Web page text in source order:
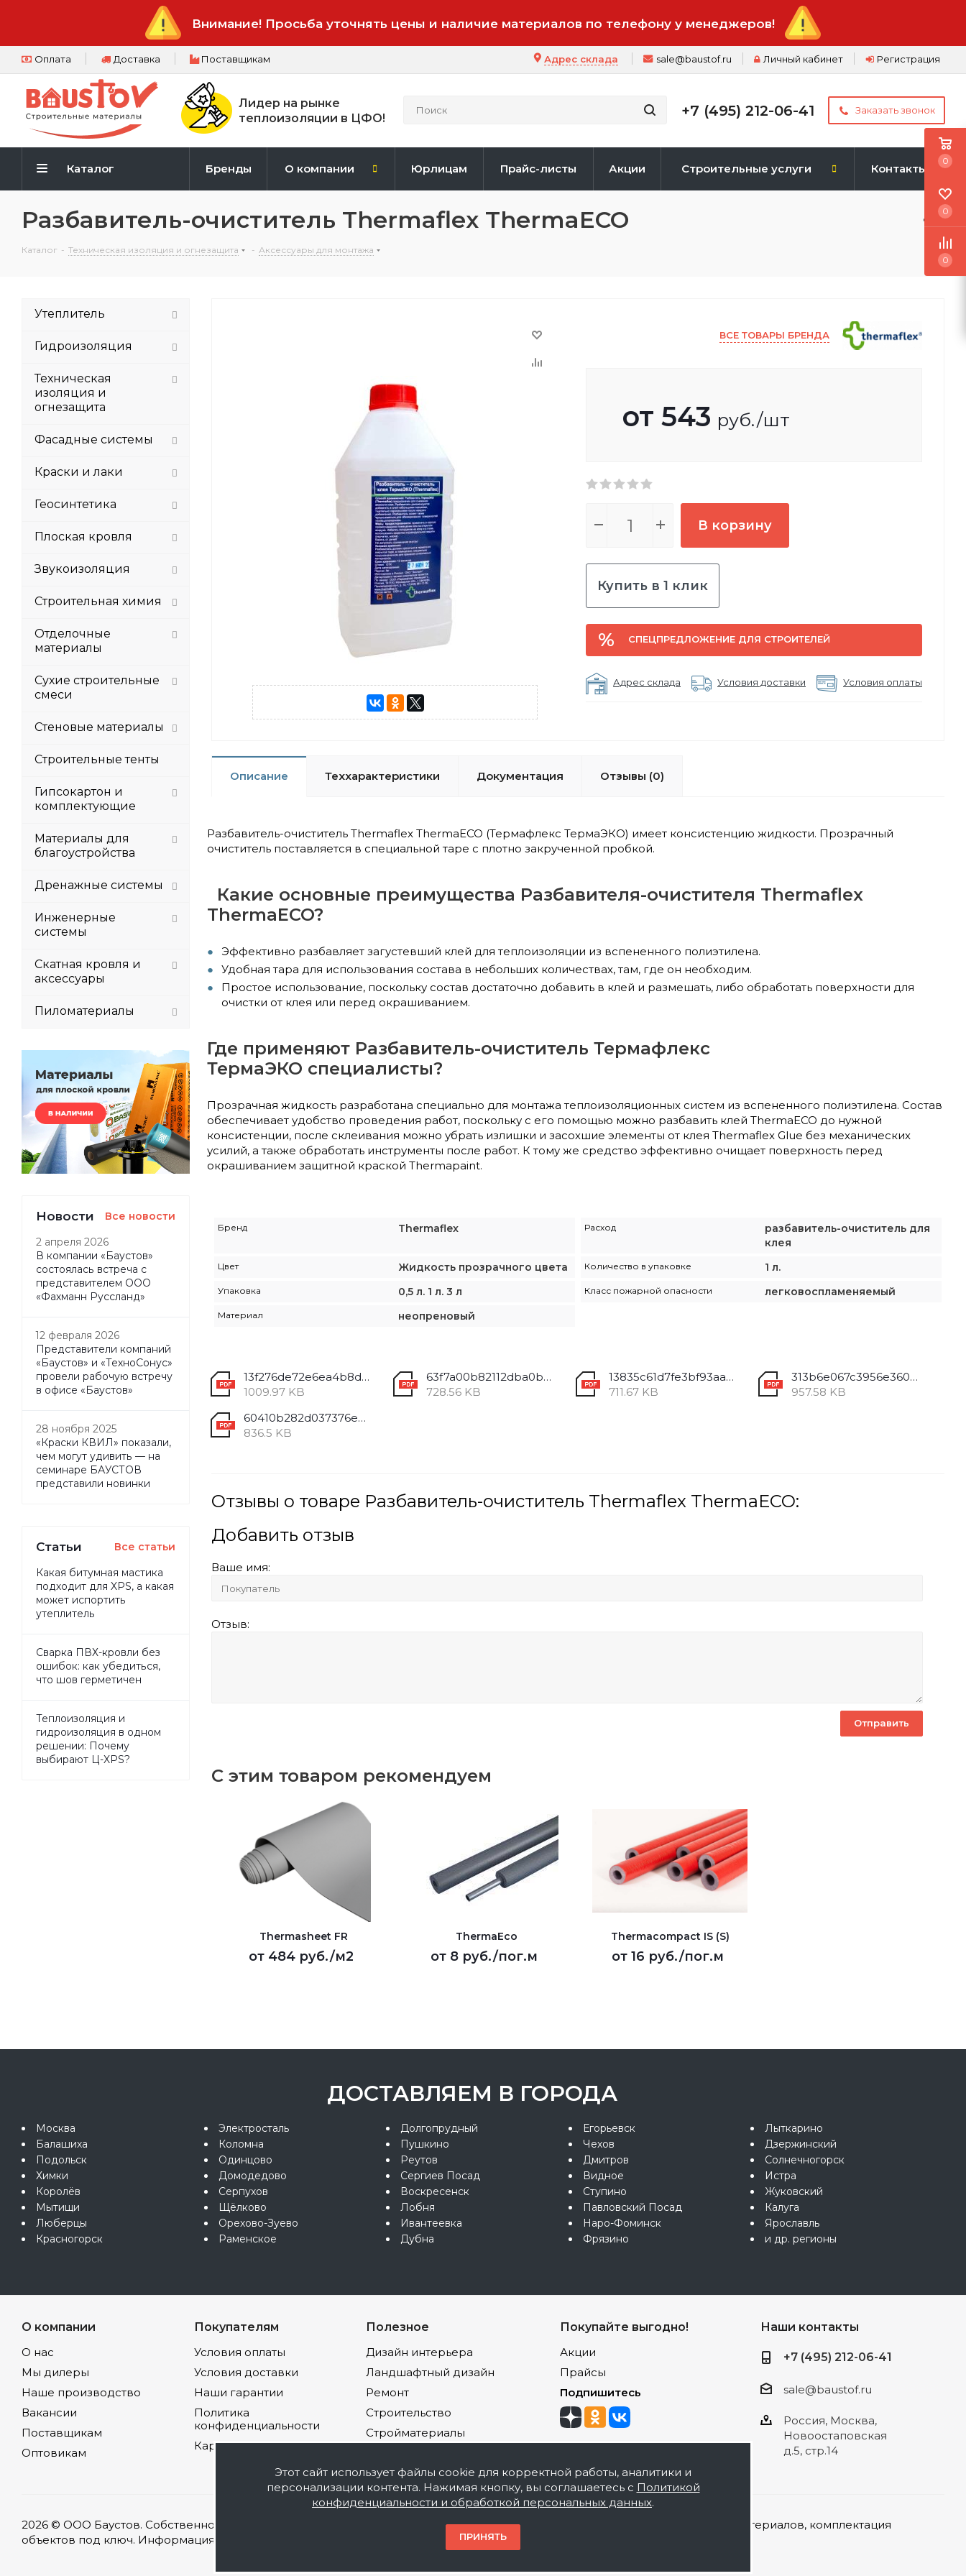
Внимание! Просьба уточнять цены и наличие материалов по телефону у менеджеров!
Оплата Доставка Поставщикам Регистрация
Личный кабинет
sale@baustof.ru
Адрес склада
Лидер на рынке
теплоизоляции в ЦФО!
+7 (495) 212-06-41 Заказать звонок
Каталог Бренды О компании Юрлицам Прайс-листы Акции Строительные услуги Контакты
Разбавитель-очиститель Thermaflex ThermaECO
Каталог - Техническая изоляция и огнезащита - Аксессуары для монтажа
ВСЕ ТОВАРЫ БРЕНДА
от 543 руб./шт
В корзину
Купить в 1 клик
СПЕЦПРЕДЛОЖЕНИЕ ДЛЯ СТРОИТЕЛЕЙ
Адрес склада Условия доставки Условия оплаты
Описание Теххарактеристики Документация Отзывы (0)
Разбавитель-очиститель Thermaflex ThermaECO (Термафлекс ТермаЭКО) имеет консистенцию жидкости. Прозрачный
очиститель поставляется в специальной таре с плотно закрученной пробкой.
Какие основные преимущества Разбавителя-очистителя Thermaflex
ThermaECO?
Эффективно разбавляет загустевший клей для теплоизоляции из вспененного полиэтилена.
Удобная тара для использования состава в небольших количествах, там, где он необходим.
Простое использование, поскольку состав достаточно добавить в клей и размешать, либо обработать поверхности для
очистки от клея или перед окрашиванием.
Где применяют Разбавитель-очиститель Термафлекс
ТермаЭКО специалисты?
Прозрачная жидкость разработана специально для монтажа теплоизоляционных систем из вспененного полиэтилена. Состав
обеспечивает удобство проведения работ, поскольку с его помощью можно разбавить клей ThermaECO до нужной
консистенции, после склеивания можно убрать излишки и засохшие элементы от клея Thermaflex Glue без механических
усилий, а также обработать инструменты после работ. К тому же средство эффективно очищает поверхность перед
окрашиванием защитной краской Thermapaint.
Бренд Thermaflex Расход
разбавитель-очиститель для
клея
Цвет Жидкость прозрачного цвета Количество в упаковке 1 л.
Упаковка 0,5 л. 1 л. 3 л Класс пожарной опасности легковоспламеняемый
Материал неопреновый
13f276de72e6ea4b8d046baec53f175c.pdf
1009.97 KB
63f7a00b82112dba0b46a07d06011bfc.pdf
728.56 KB
13835c61d7fe3bf93aac7f7599a42b4d.pdf
711.67 KB
313b6e067c3956e36068d3cf164ae188.pdf
957.58 KB
60410b282d037376ed87bb26b8234c1e.pdf
836.5 KB
Отзывы о товаре Разбавитель-очиститель Thermaflex ThermaECO:
Добавить отзыв
Ваше имя:
Отзыв:
С этим товаром рекомендуем
Thermasheet FR
от 484 руб./м2
ThermaEco
от 8 руб./пог.м
Thermacompact IS (S)
от 16 руб./пог.м
Утеплитель
Гидроизоляция
Техническая
изоляция и
огнезащита
Фасадные системы
Краски и лаки
Геосинтетика
Плоская кровля
Звукоизоляция
Строительная химия
Отделочные
материалы
Сухие строительные
смеси
Стеновые материалы
Строительные тенты
Гипсокартон и
комплектующие
Материалы для
благоустройства
Дренажные системы
Инженерные
системы
Скатная кровля и
аксессуары
Пиломатериалы
Новости Все новости
2 апреля 2026
В компании «Баустов»
состоялась встреча с
представителем ООО
«Фахманн Руссланд»
12 февраля 2026
Представители компаний
«Баустов» и «ТехноСонус»
провели рабочую встречу
в офисе «Баустов»
28 ноября 2025
«Краски КВИЛ» показали,
чем могут удивить — на
семинаре БАУСТОВ
представили новинки
Статьи Все статьи
Какая битумная мастика
подходит для XPS, а какая
может испортить
утеплитель
Сварка ПВХ-кровли без
ошибок: как убедиться,
что шов герметичен
Теплоизоляция и
гидроизоляция в одном
решении: Почему
выбирают Ц-XPS?
ДОСТАВЛЯЕМ В ГОРОДА
Москва
Балашиха
Подольск
Химки
Королёв
Мытищи
Люберцы
Красногорск
Электросталь
Коломна
Одинцово
Домодедово
Серпухов
Щёлково
Орехово-Зуево
Раменское
Долгопрудный
Пушкино
Реутов
Сергиев Посад
Воскресенск
Лобня
Ивантеевка
Дубна
Егорьевск
Чехов
Дмитров
Видное
Ступино
Павловский Посад
Наро-Фоминск
Фрязино
Лыткарино
Дзержинский
Солнечногорск
Истра
Жуковский
Калуга
Ярославль
и др. регионы
О компании
О нас
Мы дилеры
Наше производство
Вакансии
Поставщикам
Оптовикам
Покупателям
Условия оплаты
Условия доставки
Наши гарантии
Политика
конфиденциальности
Карта сайта
Полезное
Дизайн интерьера
Ландшафтный дизайн
Ремонт
Строительство
Стройматериалы
Покупайте выгодно!
Акции
Прайсы
Подпишитесь
Наши контакты
+7 (495) 212-06-41
sale@baustof.ru
Россия, Москва,
Новоостаповская
д.5, стр.14
2026 © ООО Баустов. Собственное производство лакокрасочной продукции, оптовая и розничная продажа строительных материалов, комплектация
объектов под ключ. Информация на сайте носит ознакомительный характер и не является публичной офертой.
0
0
0
Этот сайт использует файлы cookie для корректной работы, аналитики и
персонализации контента. Нажимая кнопку, вы соглашаетесь с Политикой
конфиденциальности и обработкой персональных данных.
ПРИНЯТЬ